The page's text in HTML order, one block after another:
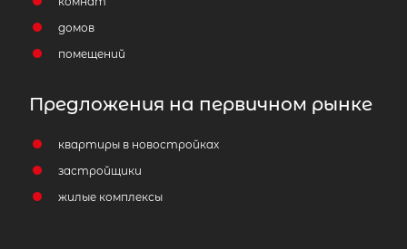
домов
помещений
Предложения на первичном рынке
квартиры в новостройках
застройщики
жилые комплексы